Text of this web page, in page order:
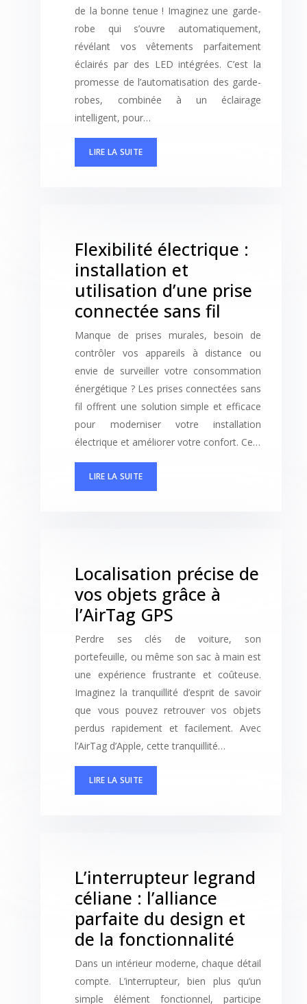
de la bonne tenue ! Imaginez une garde-
robe qui s’ouvre automatiquement,
révélant vos vêtements parfaitement
éclairés par des LED intégrées. C’est la
promesse de l’automatisation des garde-
robes, combinée à un éclairage
intelligent, pour…
LIRE LA SUITE
Flexibilité électrique :
installation et
utilisation d’une prise
connectée sans fil
Manque de prises murales, besoin de
contrôler vos appareils à distance ou
envie de surveiller votre consommation
énergétique ? Les prises connectées sans
fil offrent une solution simple et efficace
pour moderniser votre installation
électrique et améliorer votre confort. Ce…
LIRE LA SUITE
Localisation précise de
vos objets grâce à
l’AirTag GPS
Perdre ses clés de voiture, son
portefeuille, ou même son sac à main est
une expérience frustrante et coûteuse.
Imaginez la tranquillité d’esprit de savoir
que vous pouvez retrouver vos objets
perdus rapidement et facilement. Avec
l’AirTag d’Apple, cette tranquillité…
LIRE LA SUITE
L’interrupteur legrand
céliane : l’alliance
parfaite du design et
de la fonctionnalité
Dans un intérieur moderne, chaque détail
compte. L’interrupteur, bien plus qu’un
simple élément fonctionnel, participe